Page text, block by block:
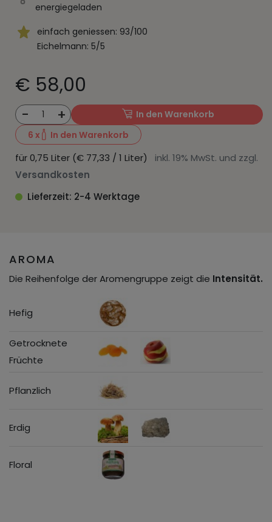
energiegeladen
einfach geniessen: 93/100
Eichelmann: 5/5
€ 58,00
- 1 +
In den Warenkorb
6 x In den Warenkorb
für 0,75 Liter (€ 77,33 / 1 Liter) inkl. 19% MwSt. und zzgl.
Versandkosten
Lieferzeit: 2-4 Werktage
AROMA
Die Reihenfolge der Aromengruppe zeigt die Intensität.
Hefig
Getrocknete
Früchte
Pflanzlich
Erdig
Floral